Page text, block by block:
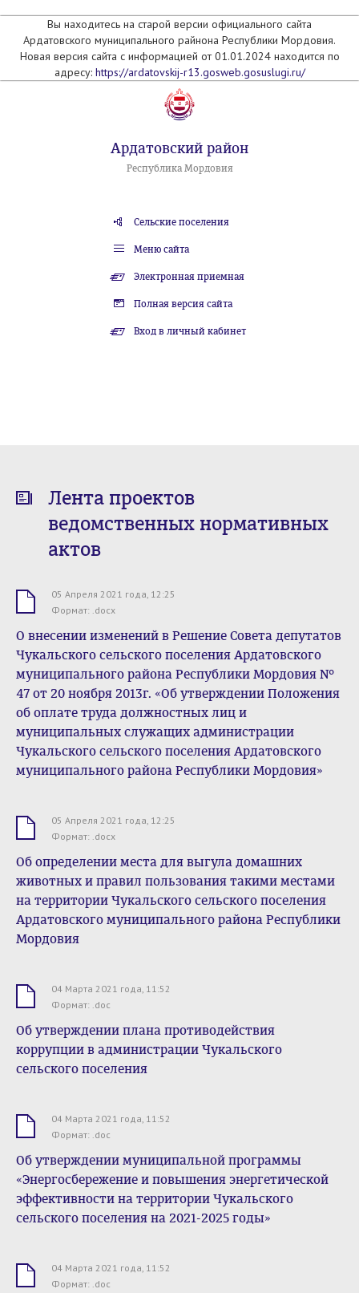
Вы находитесь на старой версии официального сайта
Ардатовского муниципального райнона Республики Мордовия.
Новая версия сайта с информацией от 01.01.2024 находится по
адресу: https://ardatovskij-r13.gosweb.gosuslugi.ru/
Ардатовский район
Республика Мордовия
Сельские поселения
Меню сайта
Электронная приемная
Полная версия сайта
Вход в личный кабинет
Лента проектов
ведомственных нормативных
актов
05 Апреля 2021 года, 12:25
Формат: .docx
О внесении изменений в Решение Совета депутатов
Чукальского сельского поселения Ардатовского
муниципального района Республики Мордовия №
47 от 20 ноября 2013г. «Об утверждении Положения
об оплате труда должностных лиц и
муниципальных служащих администрации
Чукальского сельского поселения Ардатовского
муниципального района Республики Мордовия»
05 Апреля 2021 года, 12:25
Формат: .docx
Об определении места для выгула домашних
животных и правил пользования такими местами
на территории Чукальского сельского поселения
Ардатовского муниципального района Республики
Мордовия
04 Марта 2021 года, 11:52
Формат: .doc
Об утверждении плана противодействия
коррупции в администрации Чукальского
сельского поселения
04 Марта 2021 года, 11:52
Формат: .doc
Об утверждении муниципальной программы
«Энергосбережение и повышения энергетической
эффективности на территории Чукальского
сельского поселения на 2021-2025 годы»
04 Марта 2021 года, 11:52
Формат: .doc